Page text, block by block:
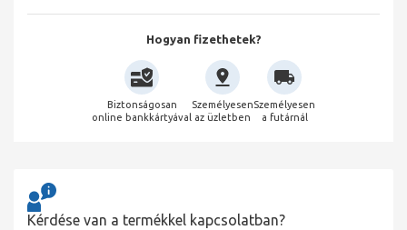
Hogyan fizethetek?
Biztonságosan
online bankkártyával
Személyesen
az üzletben
Személyesen
a futárnál
Kérdése van a termékkel kapcsolatban?